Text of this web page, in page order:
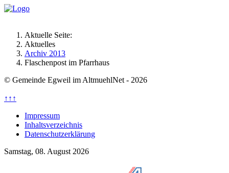
Aktuelle Seite:
Aktuelles
Archiv 2013
Flaschenpost im Pfarrhaus
© Gemeinde Egweil im AltmuehlNet - 2026
↑↑↑
Impressum
Inhaltsverzeichnis
Datenschutzerklärung
Samstag, 08. August 2026